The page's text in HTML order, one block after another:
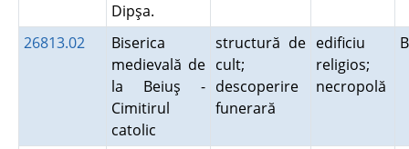
Dipşa.
26813.02
Biserica
medievală de
la Beiuş -
Cimitirul
catolic
structură de
cult;
descoperire
funerară
edificiu
religios;
necropolă